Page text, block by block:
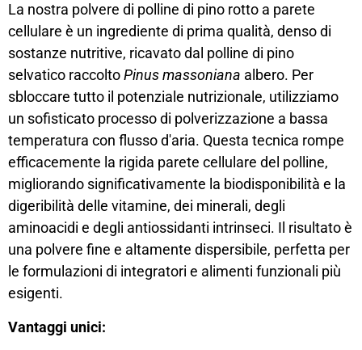
La nostra polvere di polline di pino rotto a parete
cellulare è un ingrediente di prima qualità, denso di
sostanze nutritive, ricavato dal polline di pino
selvatico raccoltoPinus massoniana albero. Per
sbloccare tutto il potenziale nutrizionale, utilizziamo
un sofisticato processo di polverizzazione a bassa
temperatura con flusso d'aria. Questa tecnica rompe
efficacemente la rigida parete cellulare del polline,
migliorando significativamente la biodisponibilità e la
digeribilità delle vitamine, dei minerali, degli
aminoacidi e degli antiossidanti intrinseci. Il risultato è
una polvere fine e altamente dispersibile, perfetta per
le formulazioni di integratori e alimenti funzionali più
esigenti.
Vantaggi unici: